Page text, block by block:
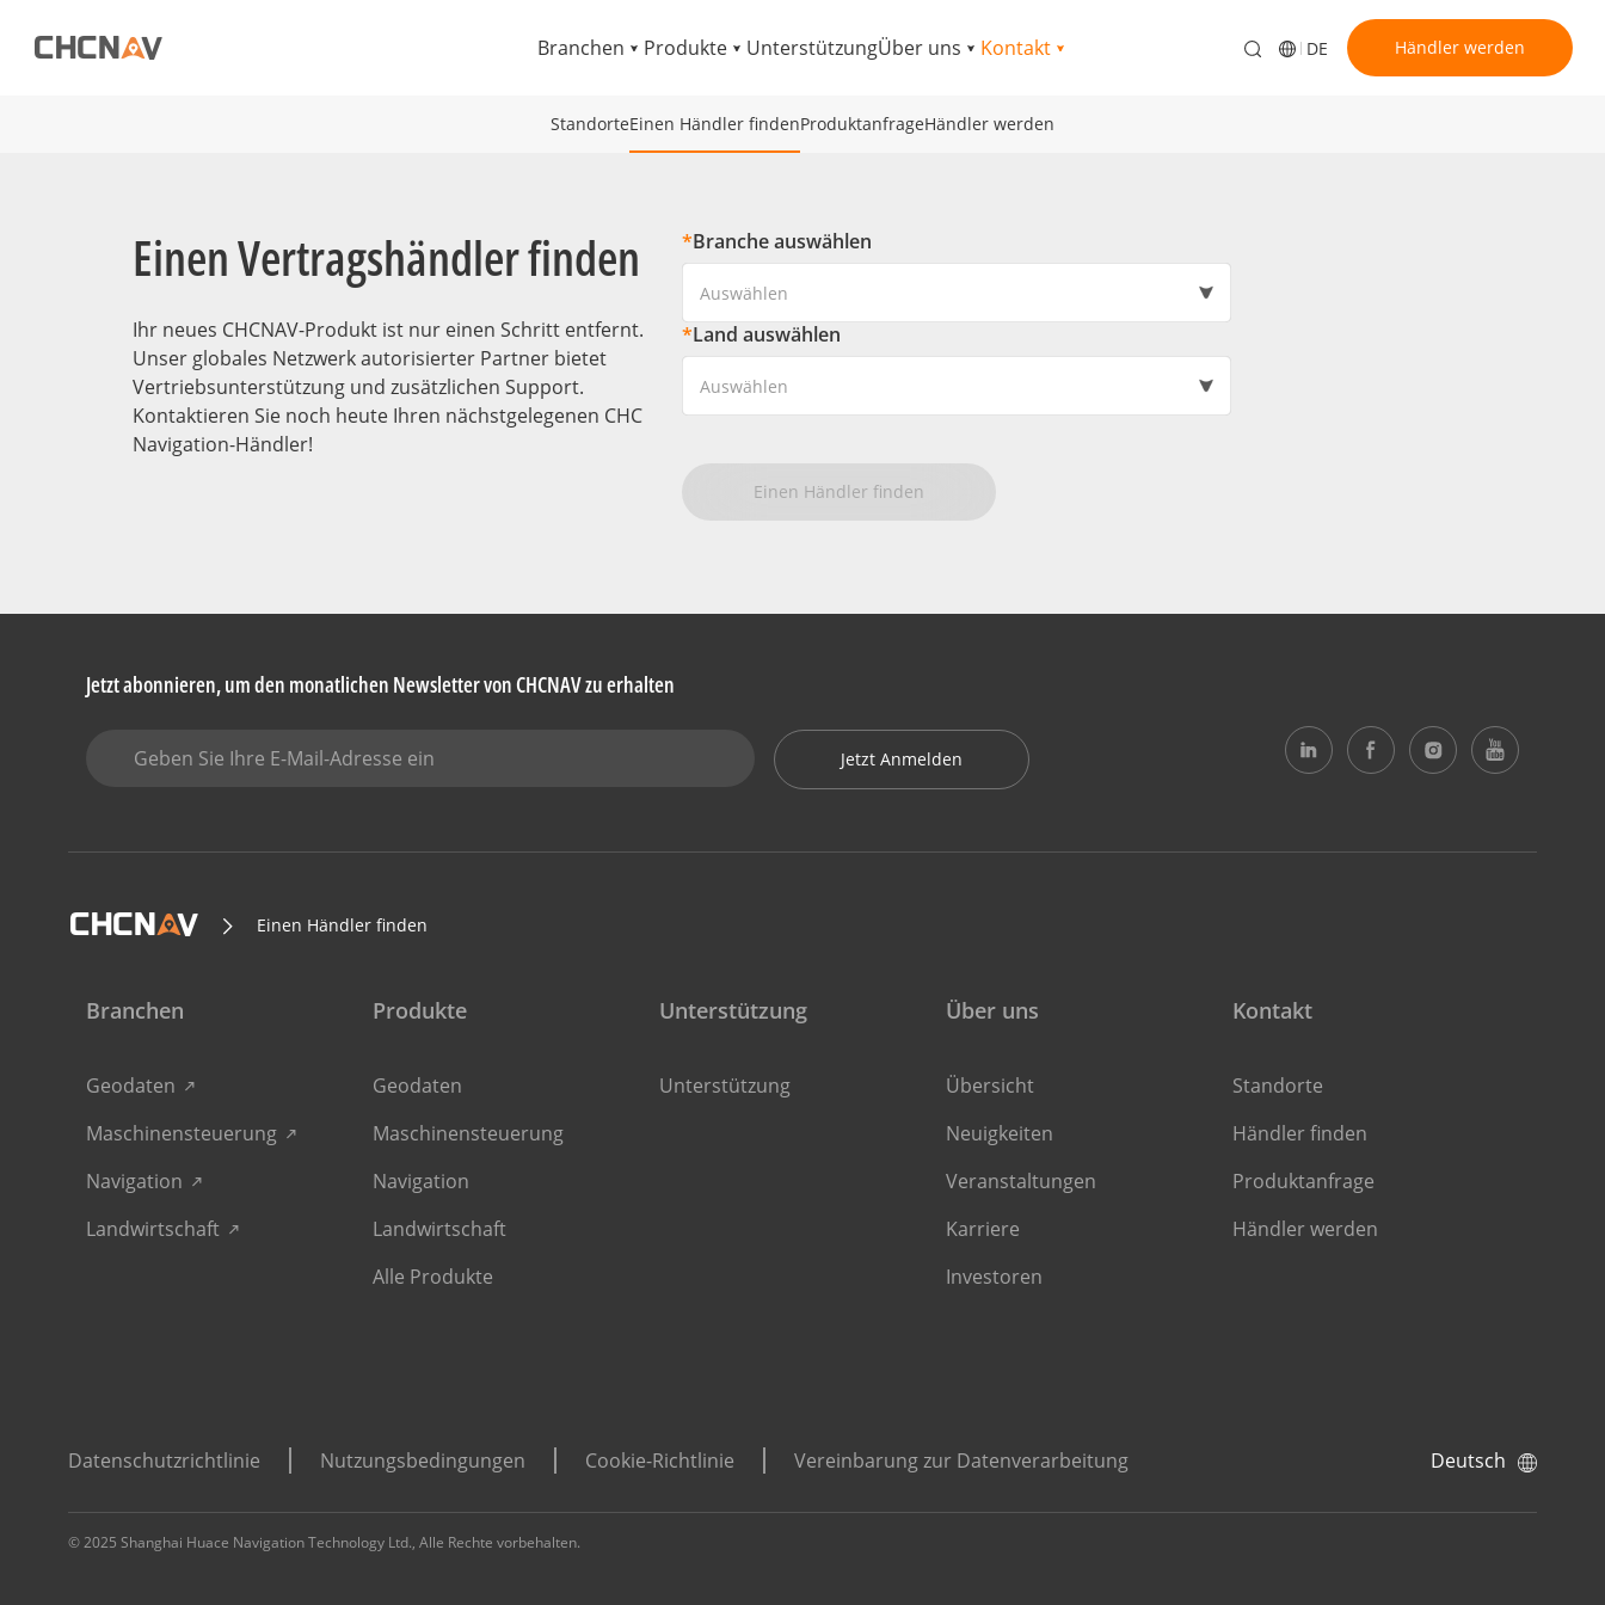
Branchen Produkte UnterstützungÜber uns Kontakt DE Händler werden
StandorteEinen Händler findenProduktanfrageHändler werden
Einen Vertragshändler finden
Ihr neues CHCNAV-Produkt ist nur einen Schritt entfernt.
Unser globales Netzwerk autorisierter Partner bietet
Vertriebsunterstützung und zusätzlichen Support.
Kontaktieren Sie noch heute Ihren nächstgelegenen CHC
Navigation-Händler!
*Branche auswählen
Auswählen
*Land auswählen
Auswählen
Einen Händler finden
Jetzt abonnieren, um den monatlichen Newsletter von CHCNAV zu erhalten
Jetzt Anmelden
Einen Händler finden
Branchen
Geodaten
Maschinensteuerung
Navigation
Landwirtschaft
Produkte
Geodaten
Maschinensteuerung
Navigation
Landwirtschaft
Alle Produkte
Unterstützung
Unterstützung
Über uns
Übersicht
Neuigkeiten
Veranstaltungen
Karriere
Investoren
Kontakt
Standorte
Händler finden
Produktanfrage
Händler werden
Datenschutzrichtlinie Nutzungsbedingungen Cookie-Richtlinie Vereinbarung zur Datenverarbeitung Deutsch
© 2025 Shanghai Huace Navigation Technology Ltd., Alle Rechte vorbehalten.